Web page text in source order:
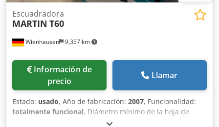
Wienhausen 9,357 km
Escuadradora
MARTIN T60
Información de
precio
Llamar
Estado: usado, Año de fabricación: 2007, Funcionalidad:
totalmente funcional, Diámetro mínimo de la hoja de
sierra: 250 mm Diámetro máximo de la hoja de sierra: 400